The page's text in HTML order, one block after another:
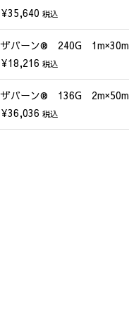
¥35,640 税込
ザバーン® 240G 1m×30m
¥18,216 税込
ザバーン® 136G 2m×50m
¥36,036 税込